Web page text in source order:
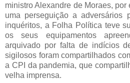
ministro Alexandre de Moraes,
uma perseguição a adversários
inquéritos, a Folha Política teve
os seus equipamentos
arquivado por falta de indícios
sigilosos foram compartilhados
a CPI da pandemia, que
velha imprensa.